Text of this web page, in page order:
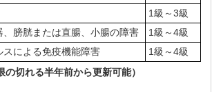
1級～3級
膀胱または直腸、小腸の障害
1級～4級
スによる免疫機能障害
1級～4級
切れる半年前から更新可能）